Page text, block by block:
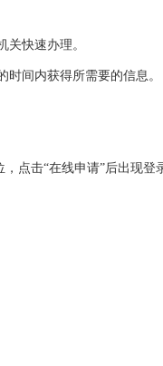
快速办理。
间内获得所需要的信息。
击“在线申请”后出现登